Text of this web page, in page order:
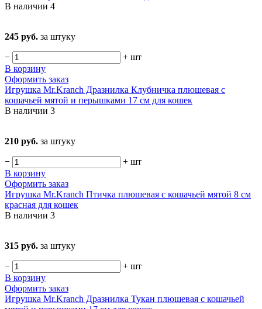
В наличии 4
245 руб. за штуку
− + шт
В корзину
Оформить заказ
Игрушка Mr.Kranch Дразнилка Клубничка плюшевая с
кошачьей мятой и перышками 17 см для кошек
В наличии 3
210 руб. за штуку
− + шт
В корзину
Оформить заказ
Игрушка Mr.Kranch Птичка плюшевая с кошачьей мятой 8 см
красная для кошек
В наличии 3
315 руб. за штуку
− + шт
В корзину
Оформить заказ
Игрушка Mr.Kranch Дразнилка Тукан плюшевая с кошачьей